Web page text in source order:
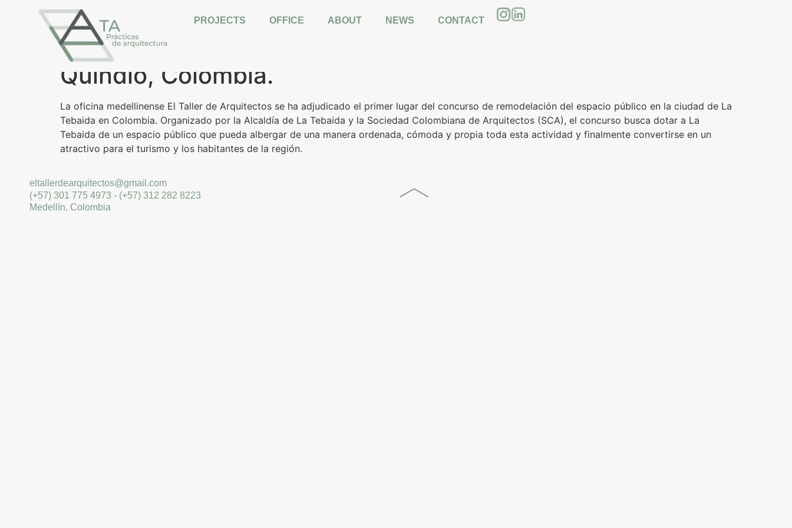
PROJECTS OFFICE ABOUT NEWS CONTACT
Primer puesto en el concurso público para «remodelación
del espacio público en la ciudad de La Tebaida», en
Quindío, Colombia.
La oficina medellinense El Taller de Arquitectos se ha adjudicado el primer lugar del concurso de remodelación del espacio público en la ciudad de La
Tebaida en Colombia. Organizado por la Alcaldía de La Tebaida y la Sociedad Colombiana de Arquitectos (SCA), el concurso busca dotar a La
Tebaida de un espacio público que pueda albergar de una manera ordenada, cómoda y propia toda esta actividad y finalmente convertirse en un
atractivo para el turismo y los habitantes de la región.
eltallerdearquitectos@gmail.com
(+57) 301 775 4973 - (+57) 312 282 8223
Medellín, Colombia